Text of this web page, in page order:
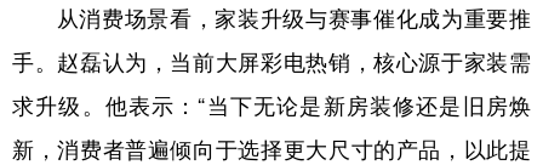
从消费场景看，家装升级与赛事催化成为重要推
手。赵磊认为，当前大屏彩电热销，核心源于家装需
求升级。他表示：“当下无论是新房装修还是旧房焕
新，消费者普遍倾向于选择更大尺寸的产品，以此提